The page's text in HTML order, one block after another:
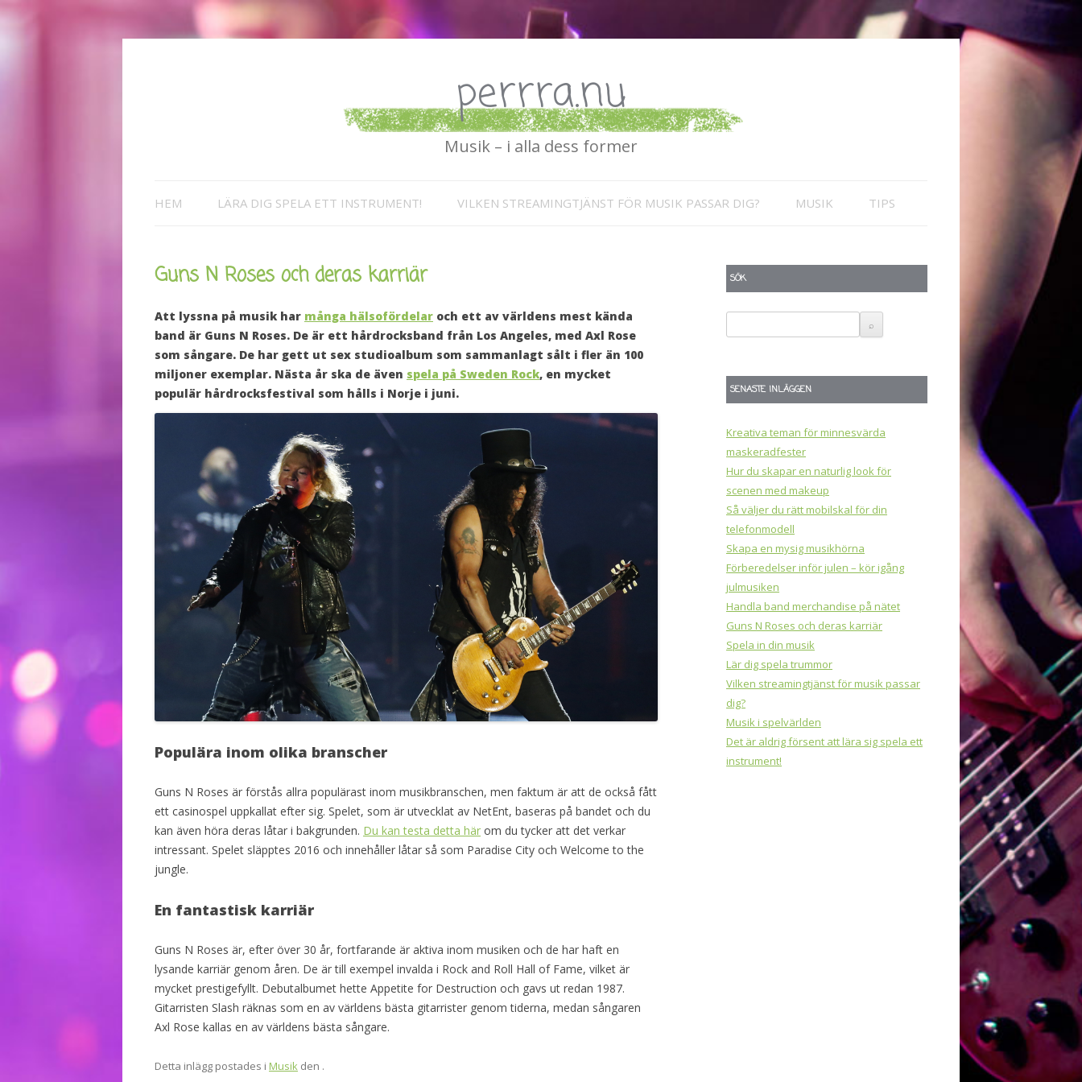
perrra.nu
Musik – i alla dess former
HEM LÄRA DIG SPELA ETT INSTRUMENT! VILKEN STREAMINGTJÄNST FÖR MUSIK PASSAR DIG? MUSIK TIPS
Guns N Roses och deras karriär
Att lyssna på musik har många hälsofördelar och ett av världens mest kända
band är Guns N Roses. De är ett hårdrocksband från Los Angeles, med Axl Rose
som sångare. De har gett ut sex studioalbum som sammanlagt sålt i fler än 100
miljoner exemplar. Nästa år ska de även spela på Sweden Rock, en mycket
populär hårdrocksfestival som hålls i Norje i juni.
Populära inom olika branscher
Guns N Roses är förstås allra populärast inom musikbranschen, men faktum är att de också fått
ett casinospel uppkallat efter sig. Spelet, som är utvecklat av NetEnt, baseras på bandet och du
kan även höra deras låtar i bakgrunden. Du kan testa detta här om du tycker att det verkar
intressant. Spelet släpptes 2016 och innehåller låtar så som Paradise City och Welcome to the
jungle.
En fantastisk karriär
Guns N Roses är, efter över 30 år, fortfarande är aktiva inom musiken och de har haft en
lysande karriär genom åren. De är till exempel invalda i Rock and Roll Hall of Fame, vilket är
mycket prestigefyllt. Debutalbumet hette Appetite for Destruction och gavs ut redan 1987.
Gitarristen Slash räknas som en av världens bästa gitarrister genom tiderna, medan sångaren
Axl Rose kallas en av världens bästa sångare.
Detta inlägg postades i Musik den .
SÖK
SENASTE INLÄGGEN
Kreativa teman för minnesvärda
maskeradfester
Hur du skapar en naturlig look för
scenen med makeup
Så väljer du rätt mobilskal för din
telefonmodell
Skapa en mysig musikhörna
Förberedelser inför julen – kör igång
julmusiken
Handla band merchandise på nätet
Guns N Roses och deras karriär
Spela in din musik
Lär dig spela trummor
Vilken streamingtjänst för musik passar
dig?
Musik i spelvärlden
Det är aldrig försent att lära sig spela ett
instrument!